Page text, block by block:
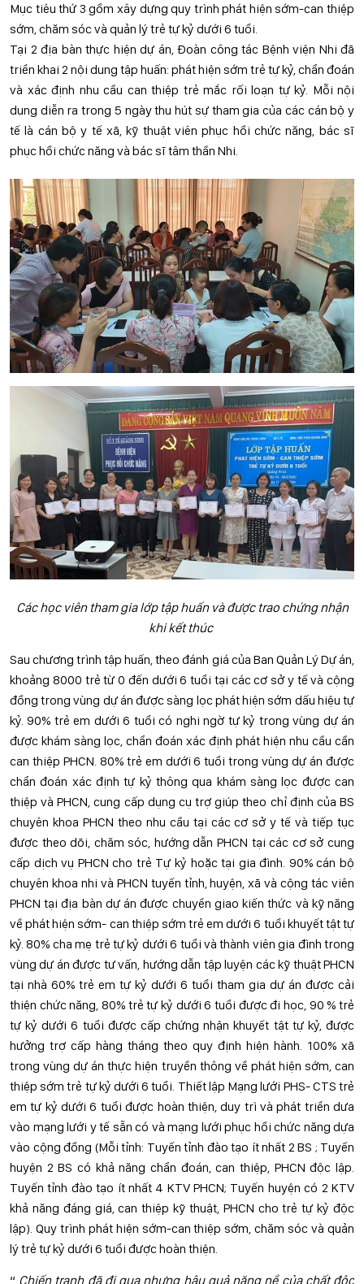
Mục tiêu thứ 3 gồm xây dựng quy trình phát hiện sớm-can thiệp
sớm, chăm sóc và quản lý trẻ tự kỷ dưới 6 tuổi.
Tại 2 địa bàn thực hiện dự án, Đoàn công tác Bệnh viện Nhi đã
triển khai 2 nội dung tập huấn: phát hiện sớm trẻ tự kỷ, chẩn đoán
và xác định nhu cầu can thiệp trẻ mắc rối loạn tự kỷ. Mỗi nội
dung diễn ra trong 5 ngày thu hút sự tham gia của các cán bộ y
tế là cán bộ y tế xã, kỹ thuật viên phục hồi chức năng, bác sĩ
phục hồi chức năng và bác sĩ tâm thần Nhi.
Các học viên tham gia lớp tập huấn và được trao chứng nhận
khi kết thúc
Sau chương trình tập huấn, theo đánh giá của Ban Quản Lý Dự án,
khoảng 8000 trẻ từ 0 đến dưới 6 tuổi tại các cơ sở y tế và cộng
đồng trong vùng dự án được sàng lọc phát hiện sớm dấu hiệu tự
kỷ. 90% trẻ em dưới 6 tuổi có nghi ngờ tự kỷ trong vùng dự án
được khám sàng lọc, chẩn đoán xác định phát hiện nhu cầu cần
can thiệp PHCN. 80% trẻ em dưới 6 tuổi trong vùng dự án được
chẩn đoán xác định tự kỷ thông qua khám sàng lọc được can
thiệp và PHCN, cung cấp dụng cụ trợ giúp theo chỉ định của BS
chuyên khoa PHCN theo nhu cầu tại các cơ sở y tế và tiếp tục
được theo dõi, chăm sóc, hướng dẫn PHCN tại các cơ sở cung
cấp dịch vụ PHCN cho trẻ Tự kỷ hoặc tại gia đình. 90% cán bộ
chuyên khoa nhi và PHCN tuyến tỉnh, huyện, xã và cộng tác viên
PHCN tại địa bàn dự án được chuyển giao kiến thức và kỹ năng
về phát hiện sớm- can thiệp sớm trẻ em dưới 6 tuổi khuyết tật tự
kỷ. 80% cha mẹ trẻ tự kỷ dưới 6 tuổi và thành viên gia đình trong
vùng dự án được tư vấn, hướng dẫn tập luyện các kỹ thuật PHCN
tại nhà 60% trẻ em tự kỷ dưới 6 tuổi tham gia dự án được cải
thiện chức năng, 80% trẻ tự kỷ dưới 6 tuổi được đi học, 90 % trẻ
tự kỷ dưới 6 tuổi được cấp chứng nhận khuyết tật tự kỷ, được
hưởng trợ cấp hàng tháng theo quy định hiện hành. 100% xã
trong vùng dự án thực hiện truyền thông về phát hiện sớm, can
thiệp sớm trẻ tự kỷ dưới 6 tuổi. Thiết lập Mạng lưới PHS- CTS trẻ
em tự kỷ dưới 6 tuổi được hoàn thiện, duy trì và phát triển dưa
vào mạng lưới y tế sẵn có và mạng lưới phục hồi chức năng dựa
vào cộng đồng (Mỗi tỉnh: Tuyến tỉnh đào tạo ít nhất 2 BS ; Tuyến
huyện 2 BS có khả năng chẩn đoán, can thiệp, PHCN độc lập.
Tuyến tỉnh đào tạo ít nhất 4 KTV PHCN; Tuyến huyện có 2 KTV
khả năng đáng giá, can thiệp kỹ thuật, PHCN cho trẻ tự kỷ độc
lập). Quy trình phát hiện sớm-can thiệp sớm, chăm sóc và quản
lý trẻ tự kỷ dưới 6 tuổi được hoàn thiện.
“ Chiến tranh đã đi qua nhưng hậu quả nặng nề của chất độc